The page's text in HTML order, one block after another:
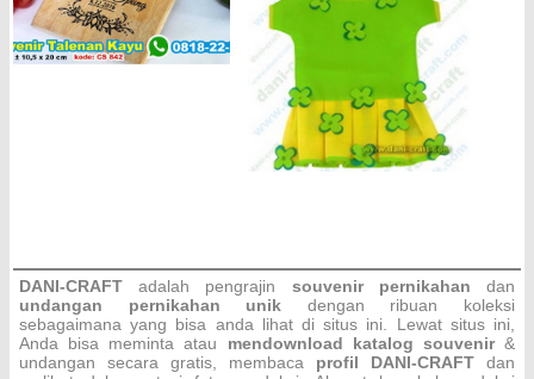
DANI-CRAFTadalah pengrajin souvenir pernikahandan
undangan pernikahan unik dengan ribuan koleksi
sebagaimana yang bisa anda lihat di situs ini. Lewat situs ini,
Anda bisa meminta atau mendownload katalog souvenir&
undangan secara gratis, membaca profil DANI-CRAFT dan